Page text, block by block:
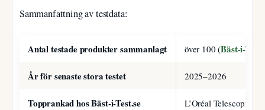
Sammanfattning av testdata:
Antal testade produkter sammanlagt över 100 (Bäst-i-
År för senaste stora testet 2025–2026
Topprankad hos Bäst-i-Test.se L’Oréal Telescopic